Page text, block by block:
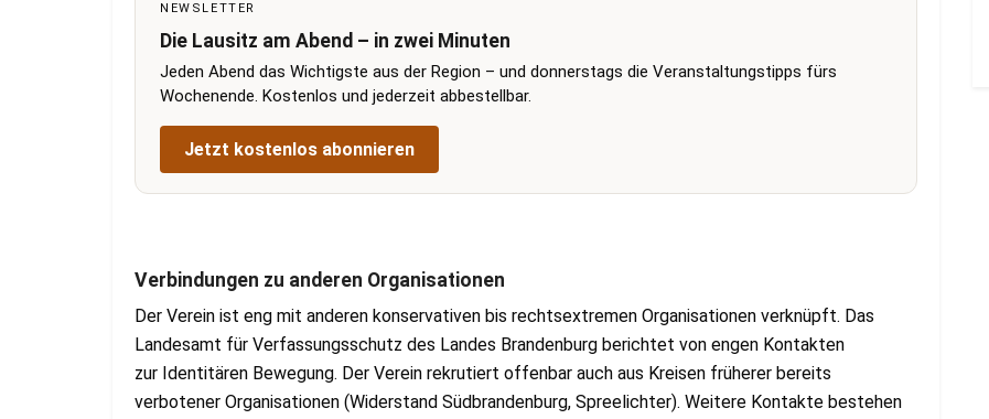
NEWSLETTER
Die Lausitz am Abend – in zwei Minuten
Jeden Abend das Wichtigste aus der Region – und donnerstags die Veranstaltungstipps fürs
Wochenende. Kostenlos und jederzeit abbestellbar.
Jetzt kostenlos abonnieren
Verbindungen zu anderen Organisationen
Der Verein ist eng mit anderen konservativen bis rechtsextremen Organisationen verknüpft. Das
Landesamt für Verfassungsschutz des Landes Brandenburg berichtet von engen Kontakten
zur Identitären Bewegung. Der Verein rekrutiert offenbar auch aus Kreisen früherer bereits
verbotener Organisationen (Widerstand Südbrandenburg, Spreelichter). Weitere Kontakte bestehen